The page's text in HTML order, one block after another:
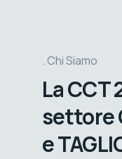
Chi Siamo
LaCCT
settore
e